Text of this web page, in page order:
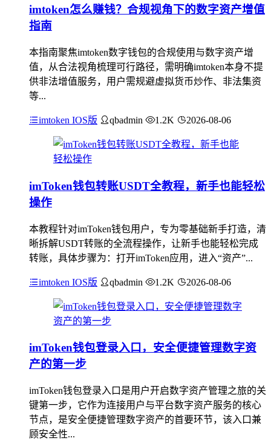
imtoken怎么赚钱？合规视角下的数字资产增值
指南
本指南聚焦imtoken数字钱包的合规使用与数字资产增
值，从合法视角梳理可行路径，需明确imtoken本身不提
供非法增值服务，用户需规避虚拟货币炒作、非法集资
等...
imtoken IOS版 qbadmin 1.2K 2026-08-06
imToken钱包转账USDT全教程，新手也能轻松
操作
本教程针对imToken钱包用户，专为零基础新手打造，清
晰拆解USDT转账的全流程操作，让新手也能轻松完成
转账，具体步骤为：打开imToken应用，进入“资产”...
imtoken IOS版 qbadmin 1.2K 2026-08-06
imToken钱包登录入口，安全便捷管理数字资
产的第一步
imToken钱包登录入口是用户开启数字资产管理之旅的关
键第一步，它作为连接用户与平台数字资产服务的核心
节点，是安全便捷管理数字资产的首要环节，该入口兼
顾安全性...